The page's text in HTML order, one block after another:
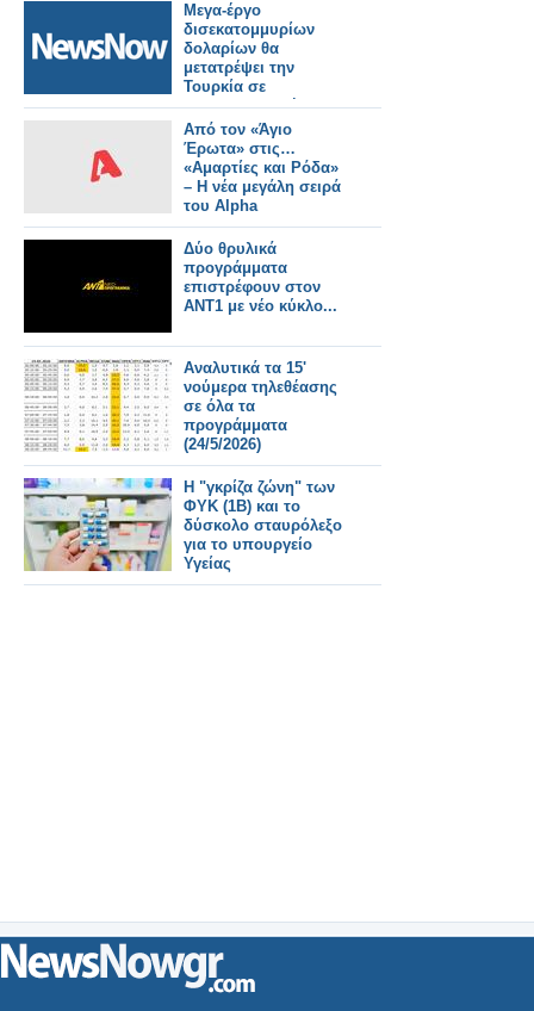
Μεγα-έργο
δισεκατομμυρίων
δολαρίων θα
μετατρέψει την
Τουρκία σε
σιδηροδρομική
γέφυρα μεταξύ
Ευρώπης και Ασίας.
Από τον «Άγιο
Έρωτα» στις…
«Αμαρτίες και Ρόδα»
– Η νέα μεγάλη σειρά
του Alpha
Δύο θρυλικά
προγράμματα
επιστρέφουν στον
ΑΝΤ1 με νέο κύκλο...
Αναλυτικά τα 15'
νούμερα τηλεθέασης
σε όλα τα
προγράμματα
(24/5/2026)
Η "γκρίζα ζώνη" των
ΦΥΚ (1B) και το
δύσκολο σταυρόλεξο
για το υπουργείο
Υγείας